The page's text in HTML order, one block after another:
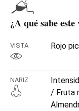
¿A qué sabe este
VISTA Rojo
NARIZ
/ Fruta